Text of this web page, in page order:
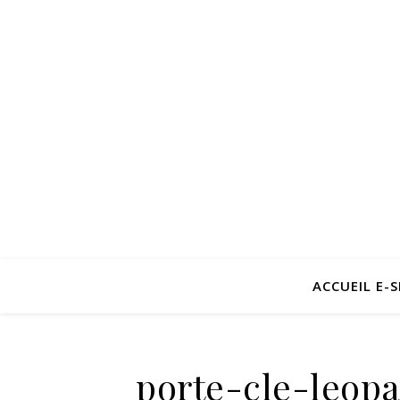
ACCUEIL E-
porte-cle-